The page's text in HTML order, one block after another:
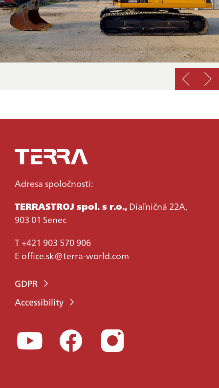
Adresa spoločnosti:
TERRASTROJ spol. s r.o., Diaľničná 22A,
903 01 Senec
T+421 903 570 906
E office.sk@terra-world.com
GDPR
Accessibility